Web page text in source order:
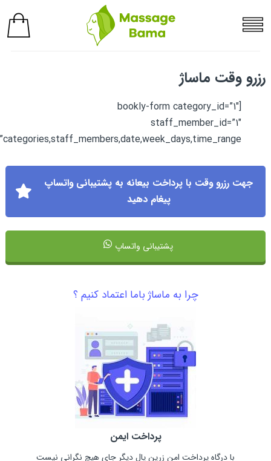
رزرو وقت ماساژ
[bookly-form category_id=”1″
staff_member_id=”1″
جهت رزرو وقت با پرداخت بیعانه به پشتیبانی واتساپ
پیغام دهید
پشتیبانی واتساپ
چرا به ماساژ باما اعتماد کنیم ؟
پرداخت ایمن
با درگاه پرداخت امن زرین پال دیگر جای هیچ نگرانی نیست